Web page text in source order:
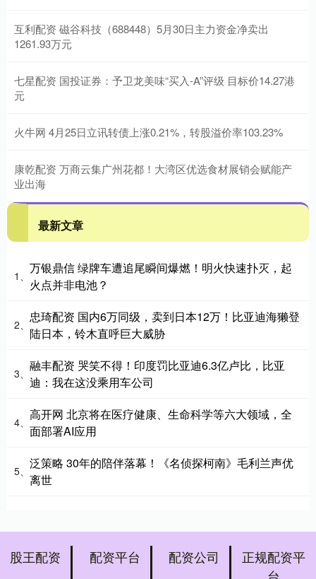
互利配资 磁谷科技（688448）5月30日主力资金净卖出
1261.93万元
七星配资 国投证券：予卫龙美味“买入-A”评级 目标价14.27港
元
火牛网 4月25日立讯转债上涨0.21%，转股溢价率103.23%
康乾配资 万商云集广州花都！大湾区优选食材展销会赋能产
业出海
最新文章
1、
万银鼎信 绿牌车遭追尾瞬间爆燃！明火快速扑灭，起
火点并非电池？
2、
忠琦配资 国内6万同级，卖到日本12万！比亚迪海獭登
陆日本，铃木直呼巨大威胁
3、
融丰配资 哭笑不得！印度罚比亚迪6.3亿卢比，比亚
迪：我在这没乘用车公司
4、
高开网 北京将在医疗健康、生命科学等六大领域，全
面部署AI应用
5、
泛策略 30年的陪伴落幕！《名侦探柯南》毛利兰声优
离世
股王配资 配资平台 配资公司
正规配资平
台